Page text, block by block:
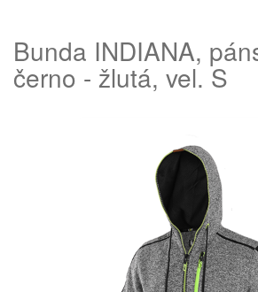
Bunda INDIANA,
černo - žlutá, vel. S